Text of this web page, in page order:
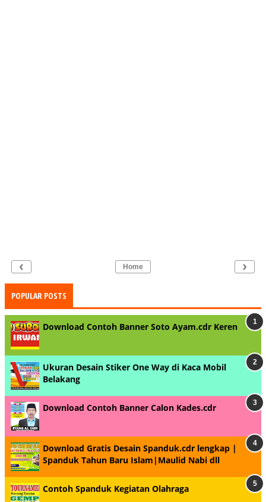
‹ ›
Home
POPULAR POSTS
Download Contoh Banner Soto Ayam.cdr Keren
Ukuran Desain Stiker One Way di Kaca Mobil
Belakang
Download Contoh Banner Calon Kades.cdr
Download Gratis Desain Spanduk.cdr lengkap |
Spanduk Tahun Baru Islam|Maulid Nabi dll
Contoh Spanduk Kegiatan Olahraga